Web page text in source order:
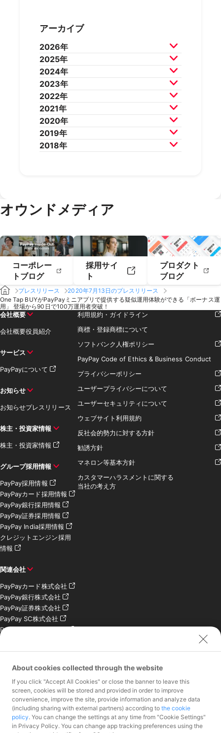
アーカイブ
2026年
2026年7月 2026年6月
2026年5月 2026年4月
2026年3月 2026年2月
2025年
2025年12月2025年11月
2025年10月2025年9月
2025年8月 2025年7月
2025年6月
2025年4月
2025年2月
2024年
2024年12月2024年11月
2024年10月2024年9月
2024年8月 2024年7月
2024年6月
2024年4月
2024年2月
2023年
2023年12月2023年11月
2023年10月2023年9月
2023年8月 2023年7月
2023年6月
2023年4月
2022年
2022年12月2022年11月
2022年10月2022年9月
2022年8月 2022年7月
2022年6月
2021年
2021年12月2021年11月
2021年10月2021年9月
2021年8月 2021年7月
2020年
2020年12月2020年11月
2020年10月2020年9月
2019年
2019年12月2019年11月
2019年2月
2019年1月
2018年
オウンドメディア
コーポレー
トブログ
採用サイ
ト
プロダクト
ブログ
プレスリリース
2020年7月13日のプレスリリース
One Tap BUYがPayPayミニアプリで提供する疑似運用体験ができる「ボーナス運
用」 登場から90日で100万運用者突破！
会社概要
会社概要役員紹介
サービス
PayPayについて
お知らせ
お知らせプレスリリース
株主・投資家情報
株主・投資家情報
グループ採用情報
PayPay採用情報
PayPayカード採用情報
PayPay銀行採用情報
PayPay証券採用情報
PayPay India採用情報
クレジットエンジン採用
情報
関連会社
PayPayカード株式会社
PayPay銀行株式会社
PayPay証券株式会社
PayPay SC株式会社
PayPay India Pvt. Ltd.
会社
お問い合わせ
加盟店様専用お問い合わ
報道関係者様専用お問い
合わせ
利用規約・ガイドライン
商標・登録商標について
ソフトバンク人権ポリシー
PayPay Code of Ethics & Business Conduct
プライバシーポリシー
ユーザープライバシーについて
ユーザーセキュリティについて
ウェブサイト利用規約
反社会的勢力に対する方針
勧誘方針
マネロン等基本方針
カスタマーハラスメントに関する
当社の考え方
About cookies collected through the website
If you click "Accept All Cookies" or close the banner to leave this
screen, cookies will be stored and provided in order to improve
convenience, improve the site, provide information and analyze data
(including sharing with external partners) according to the cookie
policy. You can change the settings at any time from "Cookie Settings"
in Privacy Policy. You can change app tracking preferences using the